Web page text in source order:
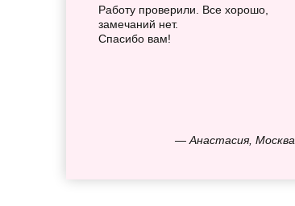
— Анастасия, Москва
Работу проверили. Все хорошо,
замечаний нет.
Спасибо вам!